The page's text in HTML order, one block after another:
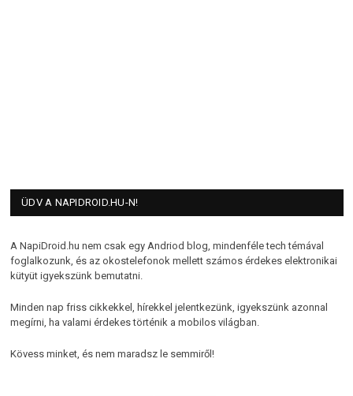
ÜDV A NAPIDROID.HU-N!
A NapiDroid.hu nem csak egy Andriod blog, mindenféle tech témával
foglalkozunk, és az okostelefonok mellett számos érdekes elektronikai
kütyüt igyekszünk bemutatni.
Minden nap friss cikkekkel, hírekkel jelentkezünk, igyekszünk azonnal
megírni, ha valami érdekes történik a mobilos világban.
Kövess minket, és nem maradsz le semmiről!